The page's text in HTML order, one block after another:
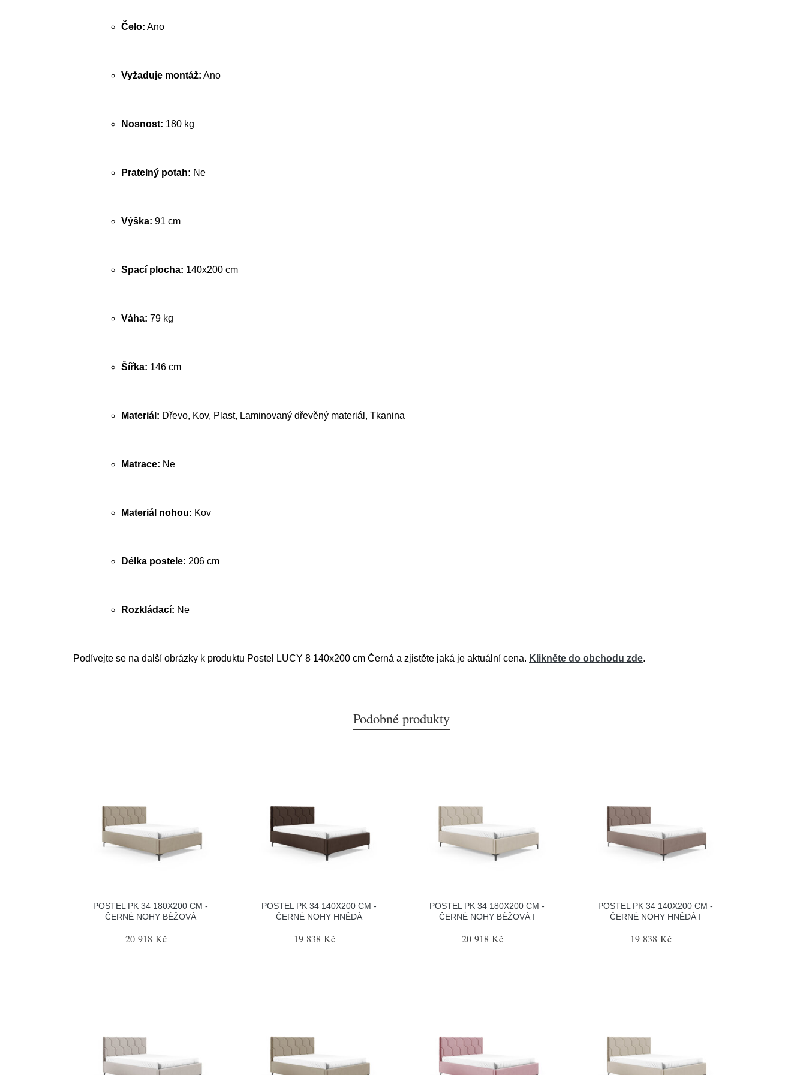
Čelo: Ano
Vyžaduje montáž: Ano
Nosnost: 180 kg
Pratelný potah: Ne
Výška: 91 cm
Spací plocha: 140x200 cm
Váha: 79 kg
Šířka: 146 cm
Materiál: Dřevo, Kov, Plast, Laminovaný dřevěný materiál, Tkanina
Matrace: Ne
Materiál nohou: Kov
Délka postele: 206 cm
Rozkládací: Ne
Podívejte se na další obrázky k produktu Postel LUCY 8 140x200 cm Černá a zjistěte jaká je aktuální cena. Klikněte do obchodu zde.
Podobné produkty
POSTEL PK 34 180X200 CM -
ČERNÉ NOHY BÉŽOVÁ
20 918 Kč
POSTEL PK 34 140X200 CM -
ČERNÉ NOHY HNĚDÁ
19 838 Kč
POSTEL PK 34 180X200 CM -
ČERNÉ NOHY BÉŽOVÁ I
20 918 Kč
POSTEL PK 34 140X200 CM -
ČERNÉ NOHY HNĚDÁ I
19 838 Kč